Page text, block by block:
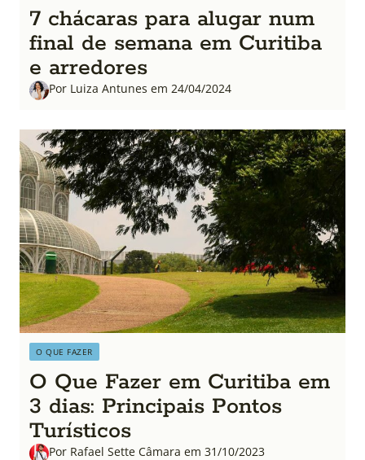
7 chácaras para alugar num
final de semana em Curitiba
e arredores
Por Luiza Antunes em 24/04/2024
O QUE FAZER
O Que Fazer em Curitiba em
3 dias: Principais Pontos
Turísticos
Por Rafael Sette Câmara em 31/10/2023